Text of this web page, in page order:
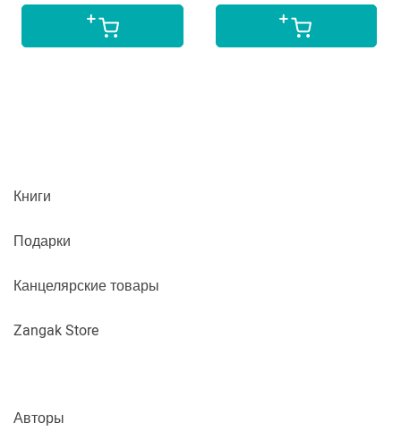
Книги
Подарки
Канцелярские товары
Zangak Store
Авторы